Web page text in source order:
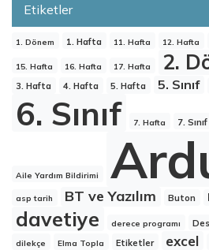
Etiketler
1. Dönem 1. Hafta 11. Hafta 12. Hafta
15. Hafta 16. Hafta 17. Hafta 2.
3. Hafta
4. Hafta 5. Hafta 5. Sınıf
6. Sınıf 7. Hafta 7. Sınıf
Aile Yardım Bildirimi
asp tarih BT ve Yazılım Buton
davetiye derece programı
dilekçe Elma Topla Etiketler excel